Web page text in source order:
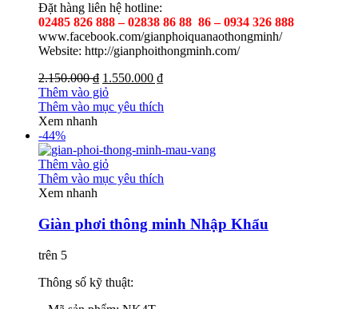
Đặt hàng liên hệ hotline:
02485 826 888 – 02838 86 88 86 – 0934 326 888
www.facebook.com/gianphoiquanaothongminh/
Website: http://gianphoithongminh.com/
2.150.000 ₫ 1.550.000 ₫
Thêm vào giỏ
Thêm vào mục yêu thích
Xem nhanh
-44%
Thêm vào giỏ
Thêm vào mục yêu thích
Xem nhanh
Giàn phơi thông minh Nhập Khẩu
trên 5
Thông số kỹ thuật: